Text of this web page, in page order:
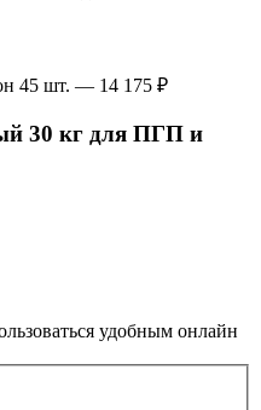
45 шт. — 14 175 ₽
30 кг для ПГП и
удобным онлайн